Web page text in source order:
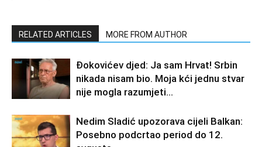
RELATED ARTICLES MORE FROM AUTHOR
Đokovićev djed: Ja sam Hrvat! Srbin
nikada nisam bio. Moja kći jednu stvar
nije mogla razumjeti…
Nedim Sladić upozorava cijeli Balkan:
Posebno podcrtao period do 12.